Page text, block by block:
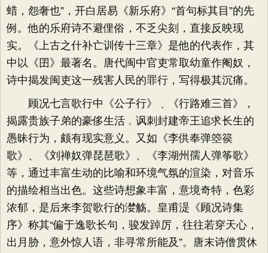
蜡，怨奢也”，开白居易《新乐府》“首句标其目”的先
例。他的乐府诗不避俚俗，不乏尖刻，直接反映现
实。《上古之什补亡训传十三章》是他的代表作，其
中以《囝》最著名。唐代闽中官吏常取幼童作阉奴，
诗中揭发闽吏这一残害人民的罪行，写得极其沉痛。
顾况七言歌行中《公子行》﹑《行路难三首》，
揭露贵族子弟的豪侈生活﹐讽刺封建帝王追求长生的
愚昧行为，颇有现实意义。又如《李供奉弹箜篌
歌》、《刘禅奴弹琵琶歌》、《李湖州孺人弹筝歌》
等，通过丰富生动的比喻和环境气氛的渲染，对音乐
的描绘相当出色。这些诗想象丰富，意境奇特，色彩
浓郁，是后来李贺歌行的漤觞。皇甫湜《顾况诗集
序》称其“偏于逸歌长句，骏发踔厉，往往若穿天心，
出月胁，意外惊人语，非寻常所能及”。唐末诗僧贯休